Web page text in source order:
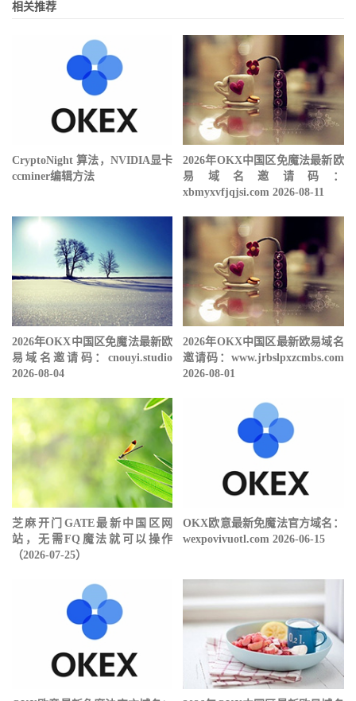
相关推荐
CryptoNight 算法，NVIDIA显卡
ccminer编辑方法
2026年OKX中国区免魔法最新欧
易域名邀请码：
xbmyxvfjqjsi.com 2026-08-11
2026年OKX中国区免魔法最新欧
易域名邀请码：cnouyi.studio
2026-08-04
2026年OKX中国区最新欧易域名
邀请码：www.jrbslpxzcmbs.com
2026-08-01
芝麻开门GATE最新中国区网
站，无需FQ魔法就可以操作
（2026-07-25）
OKX欧意最新免魔法官方域名：
wexpovivuotl.com 2026-06-15